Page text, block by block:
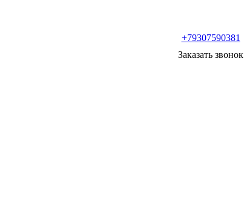
+79307590381
Заказать звонок